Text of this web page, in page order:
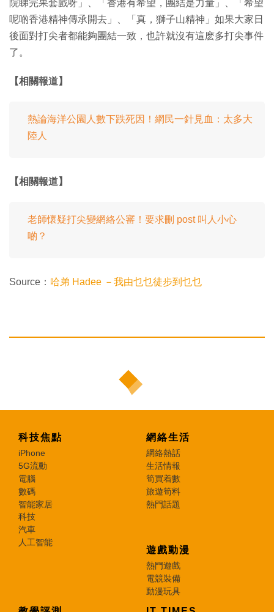
院睇完果套戲呀」、「香港有希望，團結是力量」、「希望
呢啲香港精神傳承開去」、「真，獅子山精神」如果大家日
後面對打尖者都能夠團結一致，也許就沒有這麽多打尖事件
了。
【相關報道】
熱論海洋公園人數下跌死因！網民一針見血：太多大
陸人
【相關報道】
老師懷疑打尖變網絡公審！要求刪 post 叫人小心
啲？
Source： 哈弟 Hadee －我由乜乜徒步到乜乜
科技焦點
iPhone
5G流動
電腦
數碼
智能家居
科技
汽車
人工智能
網絡生活
網絡熱話
生活情報
筍買着數
旅遊筍料
熱門話題
遊戲動漫
熱門遊戲
電競裝備
動漫玩具